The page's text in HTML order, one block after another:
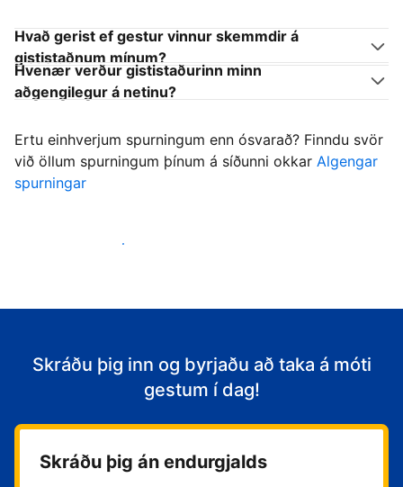
Hvað gerist ef gestur vinnur skemmdir á
gististaðnum mínum?
Hvenær verður gististaðurinn minn
aðgengilegur á netinu?
Ertu einhverjum spurningum enn ósvarað? Finndu svör
við öllum spurningum þínum á síðunni okkar Algengar
spurningar
Byrja að taka á móti gestum
Skráðu þig inn og byrjaðu að taka á móti
gestum í dag!
Skráðu þig án endurgjalds